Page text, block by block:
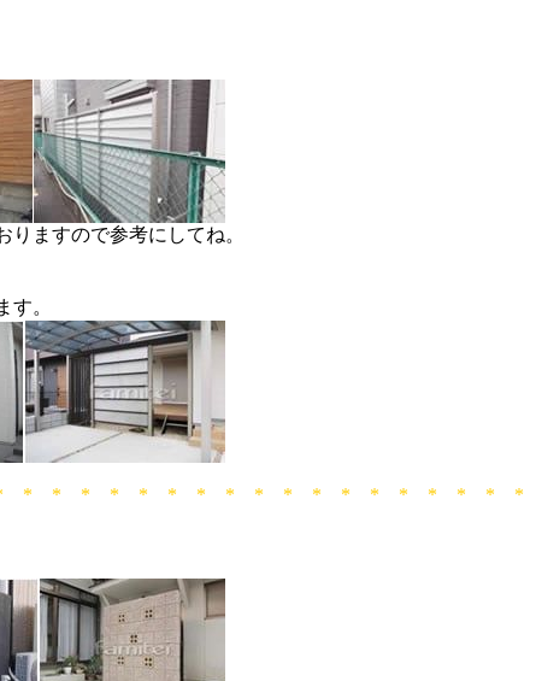
ますので参考にしてね。
す。
* * * * * * * * * * * * * * * * * *